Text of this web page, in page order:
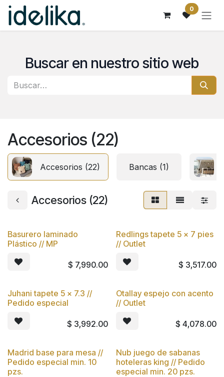
Ir al contenido 0
Buscar en nuestro sitio web
Accesorios (22)
Accesorios (22) Bancas (1)
Accesorios (22)
Basurero laminado
Plástico // MP
$ 7,990.00
Redlings tapete 5 x 7 pies
// Outlet
$ 3,517.00
Juhani tapete 5 x 7.3 //
Pedido especial
$ 3,992.00
Otallay espejo con acento
// Outlet
$ 4,078.00
Madrid base para mesa //
Pedido especial min. 10
pzs.
Nub juego de sabanas
hoteleras king // Pedido
especial min. 20 pzs.